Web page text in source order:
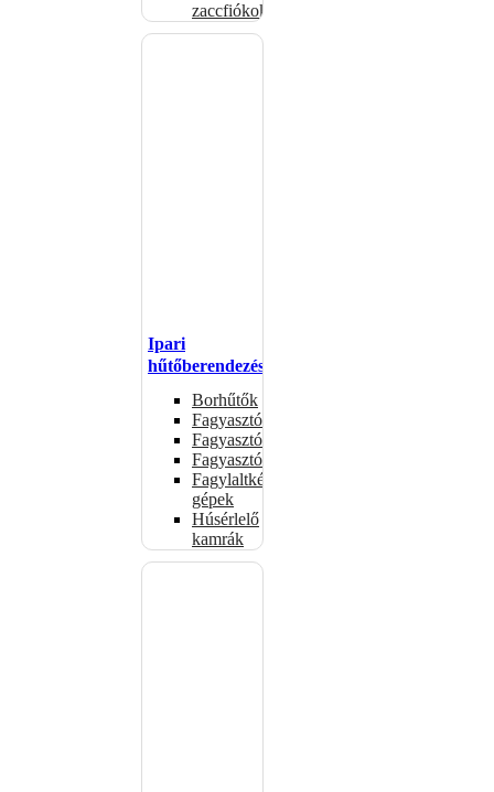
zaccfiókok
Ipari
hűtőberendezések
Borhűtők
Fagyasztóasztalok
Fagyasztóládák
Fagyasztószekrények
Fagylaltkészítő
gépek
Húsérlelő
kamrák